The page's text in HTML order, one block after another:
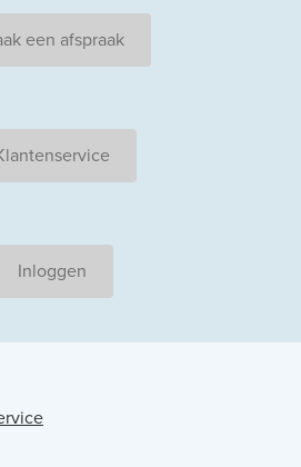
een afspraak
Inloggen